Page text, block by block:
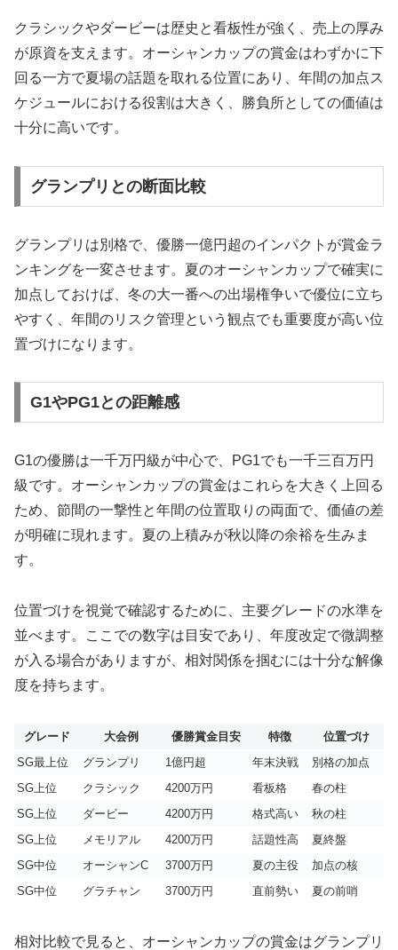
クラシックやダービーは歴史と看板性が強く、売上の厚み
が原資を支えます。オーシャンカップの賞金はわずかに下
回る一方で夏場の話題を取れる位置にあり、年間の加点ス
ケジュールにおける役割は大きく、勝負所としての価値は
十分に高いです。
グランプリとの断面比較
グランプリは別格で、優勝一億円超のインパクトが賞金ラ
ンキングを一変させます。夏のオーシャンカップで確実に
加点しておけば、冬の大一番への出場権争いで優位に立ち
やすく、年間のリスク管理という観点でも重要度が高い位
置づけになります。
G1やPG1との距離感
G1の優勝は一千万円級が中心で、PG1でも一千三百万円
級です。オーシャンカップの賞金はこれらを大きく上回る
ため、節間の一撃性と年間の位置取りの両面で、価値の差
が明確に現れます。夏の上積みが秋以降の余裕を生みま
す。
位置づけを視覚で確認するために、主要グレードの水準を
並べます。ここでの数字は目安であり、年度改定で微調整
が入る場合がありますが、相対関係を掴むには十分な解像
度を持ちます。
グレード 大会例 優勝賞金目安 特徴
位置づけ
SG最上位
グランプリ 1億円超 年末決戦
別格の加点
SG上位
クラシック 4200万円 看板格
春の柱
SG上位
ダービー 4200万円 格式高い
秋の柱
SG上位
メモリアル 4200万円 話題性高
夏終盤
SG中位
オーシャンC 3700万円 夏の主役
加点の核
SG中位
グラチャン 3700万円 直前勢い 夏の前哨
相対比較で見ると、オーシャンカップの賞金はグランプリ